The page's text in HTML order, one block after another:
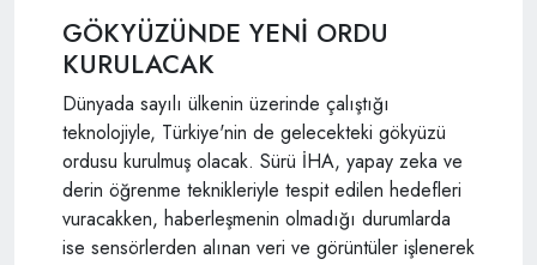
GÖKYÜZÜNDE YENİ ORDU
KURULACAK
Dünyada sayılı ülkenin üzerinde çalıştığı
teknolojiyle, Türkiye'nin de gelecekteki gökyüzü
ordusu kurulmuş olacak. Sürü İHA, yapay zeka ve
derin öğrenme teknikleriyle tespit edilen hedefleri
vuracakken, haberleşmenin olmadığı durumlarda
ise sensörlerden alınan veri ve görüntüler işlenerek